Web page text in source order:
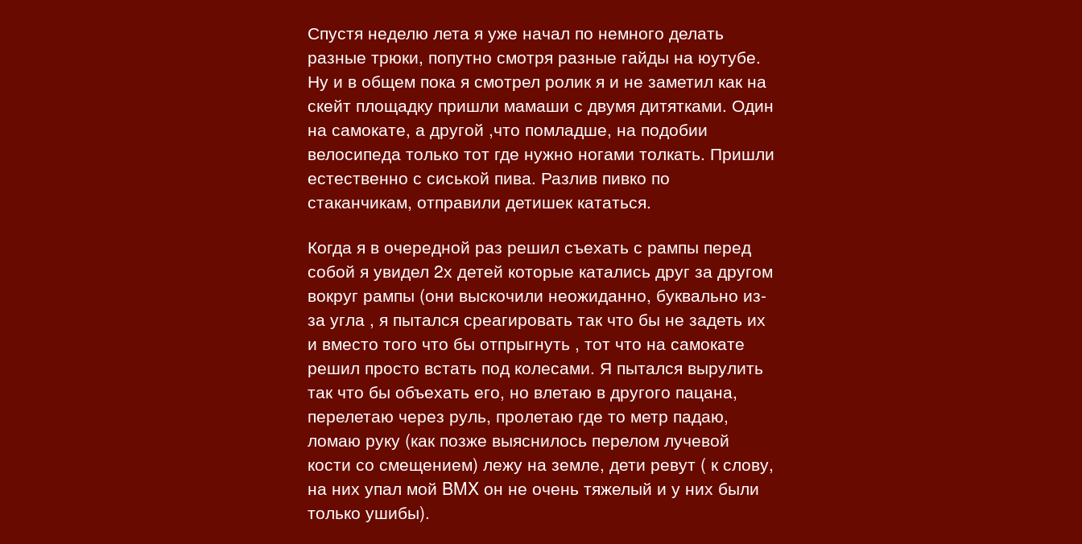
Спустя неделю лета я уже начал по немного делать
разные трюки, попутно смотря разные гайды на юутубе.
Ну и в общем пока я смотрел ролик я и не заметил как на
скейт площадку пришли мамаши с двумя дитятками. Один
на самокате, а другой ,что помладше, на подобии
велосипеда только тот где нужно ногами толкать. Пришли
естественно с сиськой пива. Разлив пивко по
стаканчикам, отправили детишек кататься.
Когда я в очередной раз решил съехать с рампы перед
собой я увидел 2х детей которые катались друг за другом
вокруг рампы (они выскочили неожиданно, буквально из-
за угла , я пытался среагировать так что бы не задеть их
и вместо того что бы отпрыгнуть , тот что на самокате
решил просто встать под колесами. Я пытался вырулить
так что бы объехать его, но влетаю в другого пацана,
перелетаю через руль, пролетаю где то метр падаю,
ломаю руку (как позже выяснилось перелом лучевой
кости со смещением) лежу на земле, дети ревут ( к слову,
на них упал мой BMX он не очень тяжелый и у них были
только ушибы).